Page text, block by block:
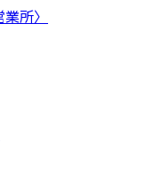
所〉